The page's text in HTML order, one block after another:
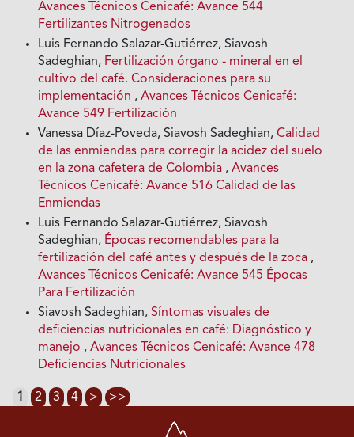
Avances Técnicos Cenicafé: Avance 544
Fertilizantes Nitrogenados
Luis Fernando Salazar-Gutiérrez, Siavosh
Sadeghian, Fertilización órgano - mineral en el
cultivo del café. Consideraciones para su
implementación ,Avances Técnicos Cenicafé:
Avance 549 Fertilización
Vanessa Díaz-Poveda, Siavosh Sadeghian,Calidad
de las enmiendas para corregir la acidez del suelo
en la zona cafetera de Colombia ,Avances
Técnicos Cenicafé: Avance 516 Calidad de las
Enmiendas
Luis Fernando Salazar-Gutiérrez, Siavosh
Sadeghian, Épocas recomendables para la
fertilización del café antes y después de la zoca ,
Avances Técnicos Cenicafé: Avance 545 Épocas
Para Fertilización
Siavosh Sadeghian,Síntomas visuales de
deficiencias nutricionales en café: Diagnóstico y
manejo ,Avances Técnicos Cenicafé: Avance 478
Deficiencias Nutricionales
1 2 3 4 > >>